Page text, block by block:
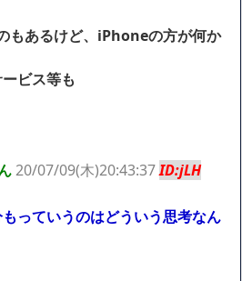
もあるけど、iPhoneの方が何か
ビス等も
20/07/09(木)20:43:37ID:jLH
っていうのはどういう思考なん